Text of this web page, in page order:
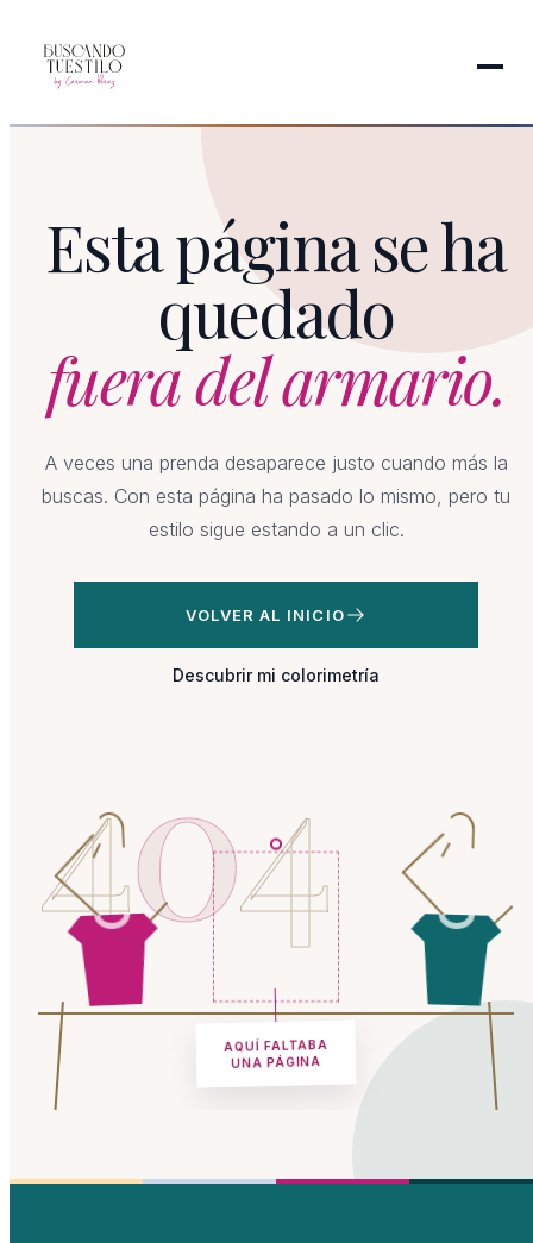
Esta página se ha
quedado
fuera del armario.
A veces una prenda desaparece justo cuando más la
buscas. Con esta página ha pasado lo mismo, pero tu
estilo sigue estando a un clic.
VOLVER AL INICIO
Descubrir mi colorimetría
404
AQUÍ FALTABA
UNA PÁGINA